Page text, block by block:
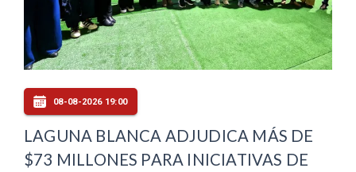
08-08-2026 19:00
LAGUNA BLANCA ADJUDICA MÁS DE
$73 MILLONES PARA INICIATIVAS DE